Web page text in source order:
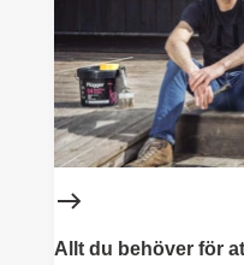
Allt du behöver för